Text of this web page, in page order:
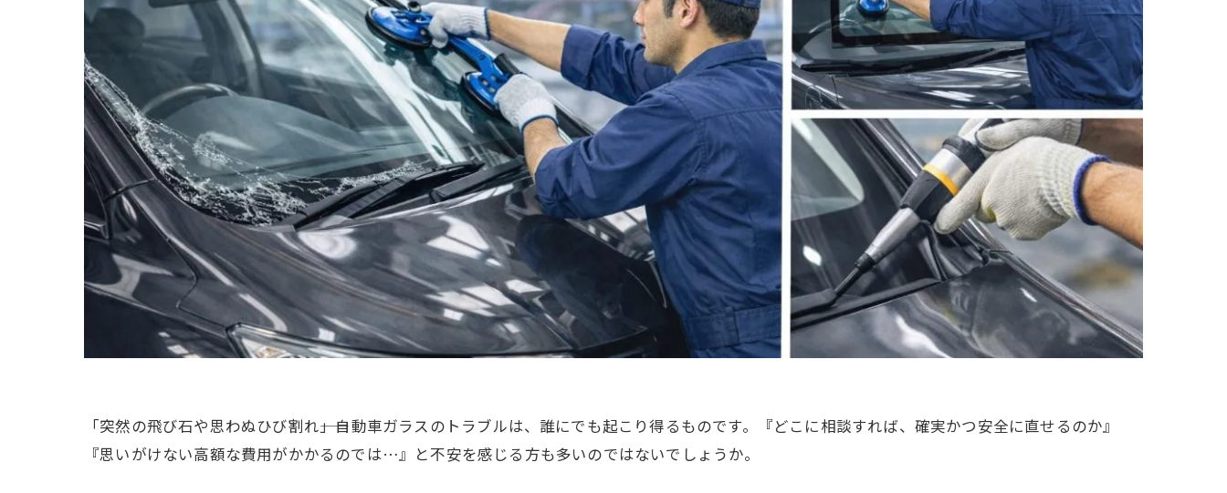
「突然の飛び石や思わぬひび割れ――」自動車ガラスのトラブルは、誰にでも起こり得るものです。『どこに相談すれば、確実かつ安全に直せるのか』
『思いがけない高額な費用がかかるのでは…』と不安を感じる方も多いのではないでしょうか。